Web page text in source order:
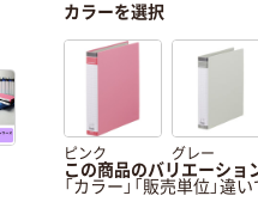
カラーを選択
ピンク グレー
この商品のバリエーショ
「カラー」「販売単位」違